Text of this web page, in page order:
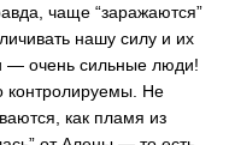
чаще “заражаются”
нашу силу и их
— очень сильные люди!
Не
как пламя из